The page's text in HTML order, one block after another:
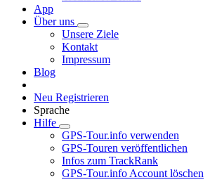
App
Über uns
Unsere Ziele
Kontakt
Impressum
Blog
Neu Registrieren
Sprache
Hilfe
GPS-Tour.info verwenden
GPS-Touren veröffentlichen
Infos zum TrackRank
GPS-Tour.info Account löschen